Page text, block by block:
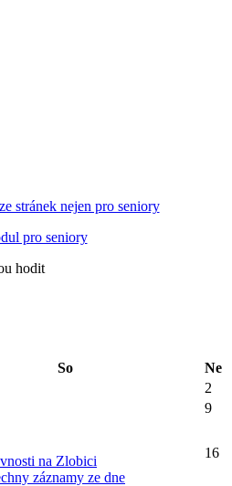
stránek nejen pro seniory
hodit
So
Ne
2
9
na Zlobici
záznamy ze dne
16